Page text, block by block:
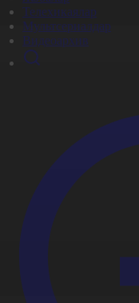
Телехикаялар
Мультсериалдар
Видеоархив